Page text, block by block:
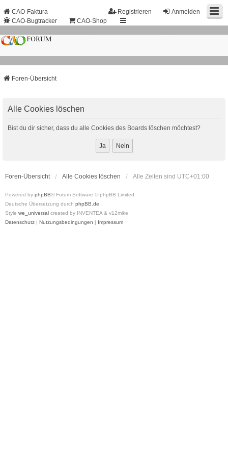
Anmelden
Registrieren
CAO-Faktura
CAO-Bugtracker
CAO-Shop
Foren-Übersicht
Alle Cookies löschen
Bist du dir sicher, dass du alle Cookies des Boards löschen möchtest?
Foren-Übersicht Alle Cookies löschen Alle Zeiten sind UTC+01:00
Powered by phpBB® Forum Software © phpBB Limited
Deutsche Übersetzung durch phpBB.de
Style we_universal created by INVENTEA & v12mike
Datenschutz | Nutzungsbedingungen | Impressum